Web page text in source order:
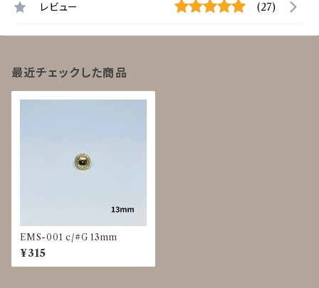
レビュー (27)
最近チェックした商品
EMS-001 c/#G 13mm
¥315